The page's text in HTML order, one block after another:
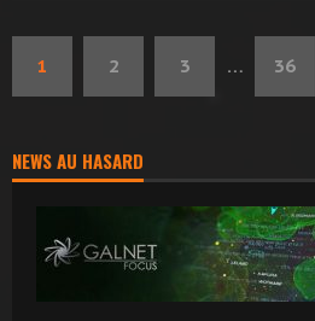
1 2 3 … 36
NEWS AU HASARD